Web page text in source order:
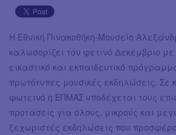
H Εθνική Πινακοθήκη-Μουσείο
καλωσορίζει τον φετινό Δεκέμβριο
εικαστικό και εκπαιδευτικό
πρωτότυπες μουσικές εκδηλώσεις. Σε
φωτεινό η ΕΠΜΑΣ υποδέχεται τους
προτάσεις για όλους, μικρούς και
ξεχωριστές εκδηλώσεις που